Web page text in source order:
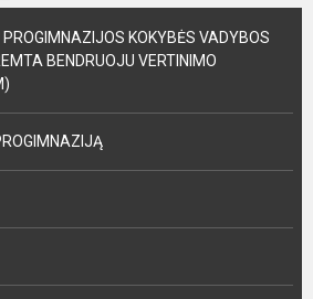
PROGIMNAZIJOS KOKYBĖS VADYBOS
BENDRUOJU VERTINIMO